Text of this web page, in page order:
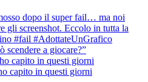
dopo il super fail… ma noi
gli screenshot. Eccolo in tutta la
#fail #AdottateUnGrafico
scendere a giocare?”
capito in questi giorni
capito in questi giorni